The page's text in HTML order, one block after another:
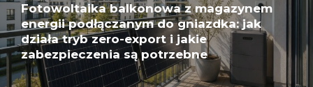
Fotowoltaika balkonowa z magazynem
energii podłączanym do gniazdka: jak
działa tryb zero-export i jakie
zabezpieczenia są potrzebne